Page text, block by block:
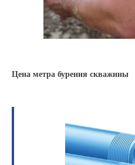
Цена метра бурения скважины